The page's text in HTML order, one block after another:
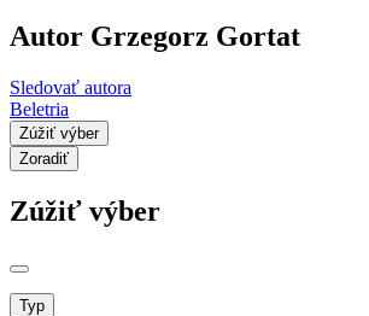
Autor Grzegorz Gortat
Sledovať autora
Beletria
Zúžiť výber
Zoradiť
Zúžiť výber
Typ